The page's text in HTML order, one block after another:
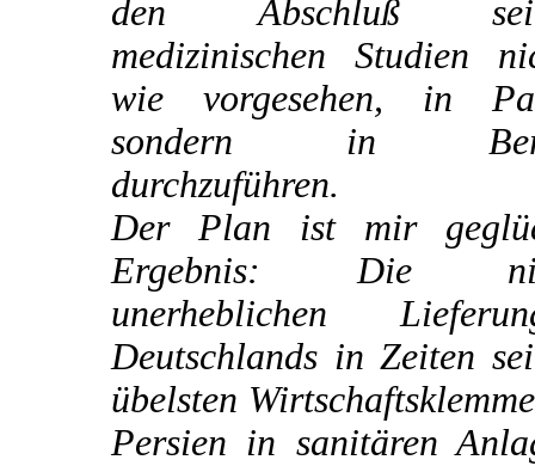
den Abschluß
medizinischen Studien
wie vorgesehen, in
sondern in
durchzuführen.
Der Plan ist mir
Ergebnis: Die
unerheblichen
Deutschlands in Zeiten
übelsten
Persien in sanitären